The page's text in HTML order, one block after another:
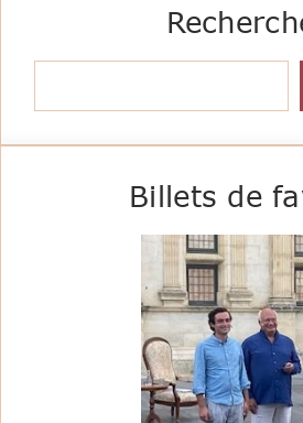
Billets de